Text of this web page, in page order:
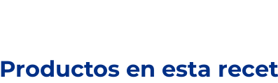
Productos en esta